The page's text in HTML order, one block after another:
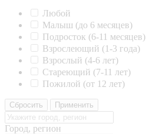
Любой
Малыш (до 6 месяцев)
Подросток (6-11 месяцев)
Взрослеющий (1-3 года)
Взрослый (4-6 лет)
Стареющий (7-11 лет)
Пожилой (от 12 лет)
Сбросить Применить
Город, регион